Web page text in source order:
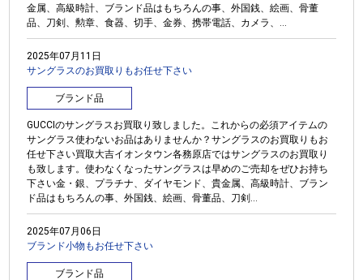
金属、高級時計、ブランド品はもちろんの事、外国銭、絵画、骨董
品、刀剣、勲章、食器、切手、金券、携帯電話、カメラ、...
2025年07月11日
サングラスのお買取りもお任せ下さい
ブランド品
GUCCIのサングラスお買取り致しました。これからの必須アイテムの
サングラス使わないお品はありませんか？サングラスのお買取りもお
任せ下さい買取大吉イオンタウン各務原店ではサングラスのお買取り
も致します。使わなくなったサングラスは早めのご売却をぜひお持ち
下さい金・銀、プラチナ、ダイヤモンド、貴金属、高級時計、ブラン
ド品はもちろんの事、外国銭、絵画、骨董品、刀剣...
2025年07月06日
ブランド小物もお任せ下さい
ブランド品